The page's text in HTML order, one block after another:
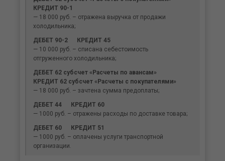
КРЕДИТ 90-1
— 18 000 руб. – отражена выручка от продажи
холодильника;
ДЕБЕТ 90-2 КРЕДИТ 45
— 10 000 руб. – списана себестоимость
отгруженного холодильника;
ДЕБЕТ 62 субсчет «Расчеты по авансам»
КРЕДИТ 62 субсчет «Расчеты с покупателями»
— 18 000 руб. – зачтена сумма предоплаты;
ДЕБЕТ 44 КРЕДИТ 60
— 1000 руб. – отражены расходы по доставке товара;
ДЕБЕТ 60 КРЕДИТ 51
— 1000 руб. – оплачены услуги транспортной
организации.